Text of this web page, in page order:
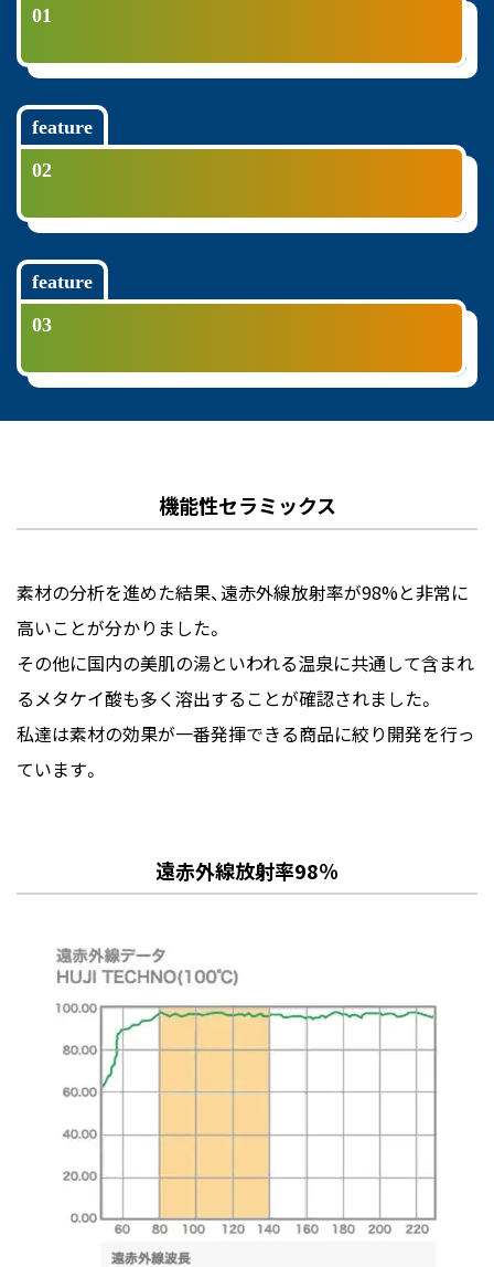
機能性セラミックス
素材の分析を進めた結果、遠赤外線放射率が98%と非常に
高いことが分かりました。
その他に国内の美肌の湯といわれる温泉に共通して含まれ
るメタケイ酸も多く溶出することが確認されました。
私達は素材の効果が一番発揮できる商品に絞り開発を行っ
ています。
遠赤外線放射率98％